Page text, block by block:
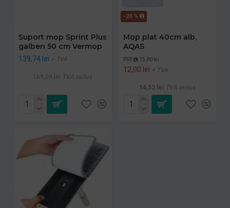
Suport mop Sprint Plus
galben 50 cm Vermop
139,74 lei + TVA
169,09 lei TVA inclus
-20 %
Mop plat 40cm alb,
AQAS
PRP 15,00 lei
12,00 lei + TVA
14,52 lei TVA inclus